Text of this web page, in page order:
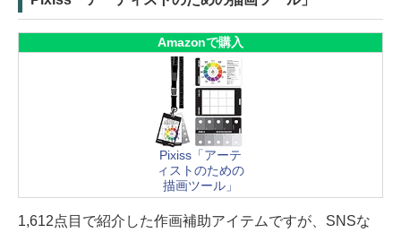
Amazonで購入
Pixiss「アーテ
ィストのための
描画ツール」
1,612点目で紹介した作画補助アイテムですが、SNSな